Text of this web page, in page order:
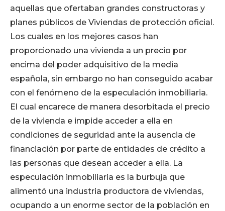
aquellas que ofertaban grandes constructoras y
planes públicos de Viviendas de protección oficial.
Los cuales en los mejores casos han
proporcionado una vivienda a un precio por
encima del poder adquisitivo de la media
española, sin embargo no han conseguido acabar
con el fenómeno de la especulación inmobiliaria.
El cual encarece de manera desorbitada el precio
de la vivienda e impide acceder a ella en
condiciones de seguridad ante la ausencia de
financiación por parte de entidades de crédito a
las personas que desean acceder a ella. La
especulación inmobiliaria es la burbuja que
alimentó una industria productora de viviendas,
ocupando a un enorme sector de la población en